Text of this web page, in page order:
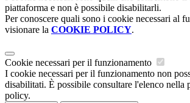
piattaforma e non è possibile disabilitarli.
Per conoscere quali sono i cookie necessari al
visionare la COOKIE POLICY.
Cookie necessari per il funzionamento
I cookie necessari per il funzionamento non
disabilitati. È possibile consultare l'elenco nella
policy.